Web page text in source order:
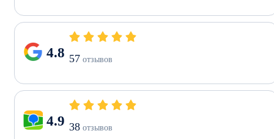
4.8 57 отзывов
4.9 38 отзывов